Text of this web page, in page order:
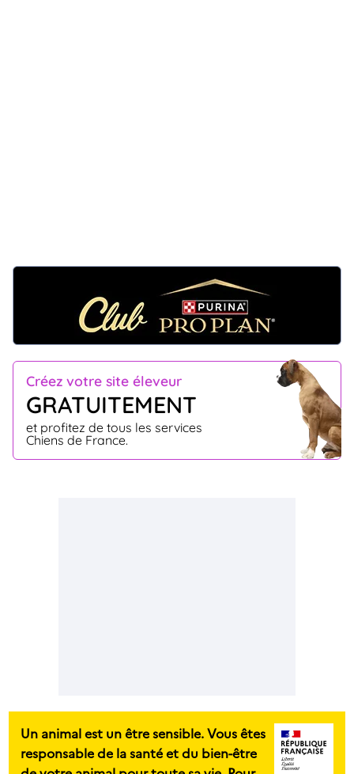
Créez votre site éleveur
GRATUITEMENT
et profitez de tous les services
Chiens de France.
Un animal est un être sensible. Vous êtes
responsable de la santé et du bien-être